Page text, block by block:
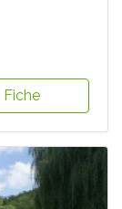
Fiche